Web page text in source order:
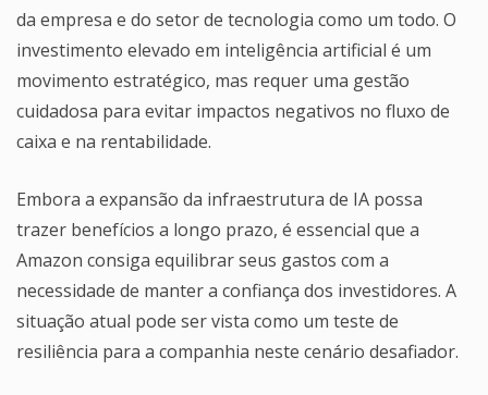
da empresa e do setor de tecnologia como um todo. O
investimento elevado em inteligência artificial é um
movimento estratégico, mas requer uma gestão
cuidadosa para evitar impactos negativos no fluxo de
caixa e na rentabilidade.
Embora a expansão da infraestrutura de IA possa
trazer benefícios a longo prazo, é essencial que a
Amazon consiga equilibrar seus gastos com a
necessidade de manter a confiança dos investidores. A
situação atual pode ser vista como um teste de
resiliência para a companhia neste cenário desafiador.